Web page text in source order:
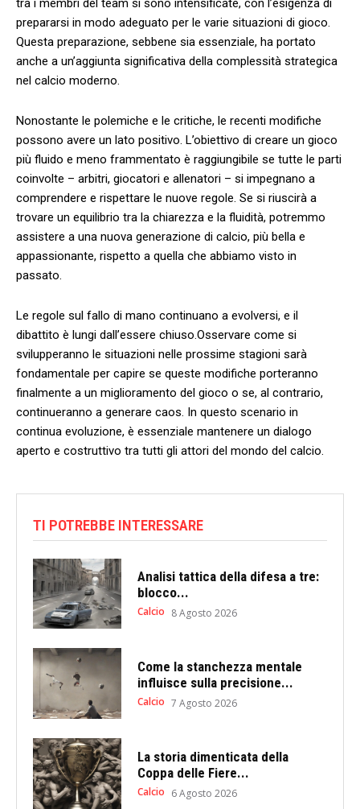
prepararsi ⁣in​ modo adeguato per ⁢le ‍varie⁢ situazioni di gioco.
Questa preparazione, sebbene sia essenziale, ha ‍portato
⁤anche a ⁤un’aggiunta significativa della complessità ⁢strategica⁤
nel calcio⁣ moderno.
Nonostante le polemiche‍ e le critiche, le recenti modifiche
possono avere un lato positivo. L’obiettivo di​ creare un gioco‍
più fluido e meno frammentato‍ è raggiungibile se ‌tutte le parti
coinvolte – arbitri, giocatori e allenatori​ – si impegnano a
comprendere e rispettare le‍ nuove ⁣regole. ‍Se si⁣ riuscirà⁢ a
trovare un equilibrio⁣ tra la chiarezza⁣ e la ‌fluidità, potremmo
assistere a una nuova generazione di calcio, più bella e
‍appassionante, rispetto a quella che abbiamo visto‍ in
⁢passato.
Le⁣ regole sul‍ fallo di ⁤mano continuano a evolversi, e ⁤il
dibattito è lungi dall’essere ⁣chiuso.Osservare come si
svilupperanno‌ le situazioni nelle prossime stagioni ⁤sarà ​
fondamentale ⁤per capire​ se‌ queste modifiche porteranno
finalmente a un miglioramento del‌ gioco ⁣o se, ⁤al ‌contrario,
continueranno a generare caos.‍ In questo scenario ‍in
continua evoluzione, è ⁤essenziale‌ mantenere un ​dialogo
aperto e‌ costruttivo​ tra tutti‌ gli ⁢attori⁣ del ⁤mondo del ⁣calcio.
TI POTREBBE INTERESSARE
Analisi tattica della difesa a tre:
blocco...
Calcio 8 Agosto 2026
Come la stanchezza mentale
influisce sulla precisione...
Calcio 7 Agosto 2026
La storia dimenticata della
Coppa delle Fiere...
Calcio 6 Agosto 2026